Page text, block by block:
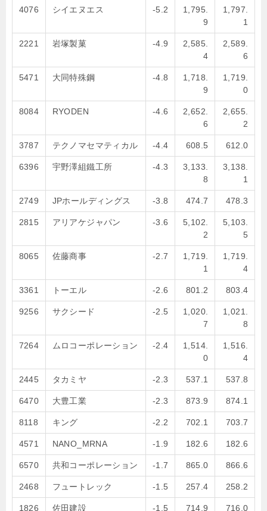
4076 シイエヌエス -5.2
1,795.
9
1,797.
1
2221 岩塚製菓 -4.9
2,585.
4
2,589.
6
5471 大同特殊鋼 -4.8
1,718.
9
1,719.
0
8084 RYODEN -4.6
2,652.
6
2,655.
2
3787 テクノマセマティカル -4.4 608.5 612.0
6396 宇野澤組鐵工所 -4.3
3,133.
8
3,138.
1
2749 JPホールディングス -3.8 474.7 478.3
2815 アリアケジャパン -3.6
5,102.
2
5,103.
5
8065 佐藤商事 -2.7
1,719.
1
1,719.
4
3361 トーエル -2.6 801.2 803.4
9256 サクシード -2.5
1,020.
7
1,021.
8
7264 ムロコーポレーション -2.4
1,514.
0
1,516.
4
2445 タカミヤ -2.3 537.1 537.8
6470 大豊工業 -2.3 873.9 874.1
8118 キング -2.2 702.1 703.7
4571 NANO_MRNA -1.9 182.6 182.6
6570 共和コーポレーション -1.7 865.0 866.6
2468 フュートレック -1.5 257.4 258.2
1826 佐田建設 -1.5 714.9 716.0